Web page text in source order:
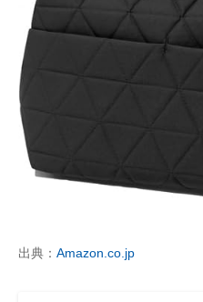
出典： Amazon.co.jp